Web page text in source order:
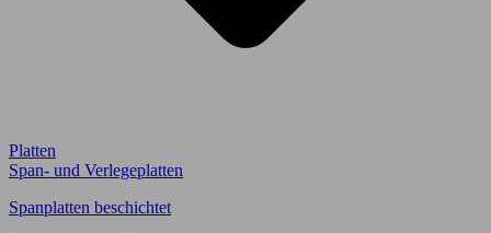
Platten
Span- und Verlegeplatten
Spanplatten beschichtet